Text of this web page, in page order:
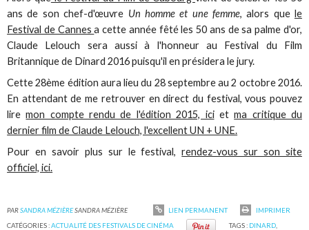
ans de son chef-d'œuvre Un homme et une femme, alors que le
Festival de Cannesa cette année fêté les 50 ans de sa palme d'or,
Claude Lelouch sera aussi à l'honneur au Festival du Film
Britannique de Dinard 2016 puisqu'il en présidera le jury.
Cette 28ème édition aura lieu du 28 septembre au 2 octobre 2016.
En attendant de me retrouver en direct du festival, vous pouvez
liremon compte rendu de l'édition 2015, icietma critique du
dernier film de Claude Lelouch, l'excellent UN + UNE.
Pour en savoir plus sur le festival,rendez-vous sur son site
officiel, ici.
PARSANDRA MÉZIÈRESANDRA MÉZIÈRE LIEN PERMANENT
IMPRIMER
CATÉGORIES :ACTUALITÉ DES FESTIVALS DE CINÉMA TAGS : DINARD,